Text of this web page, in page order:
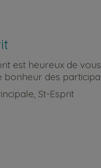
est heureux de
des
St-Esprit